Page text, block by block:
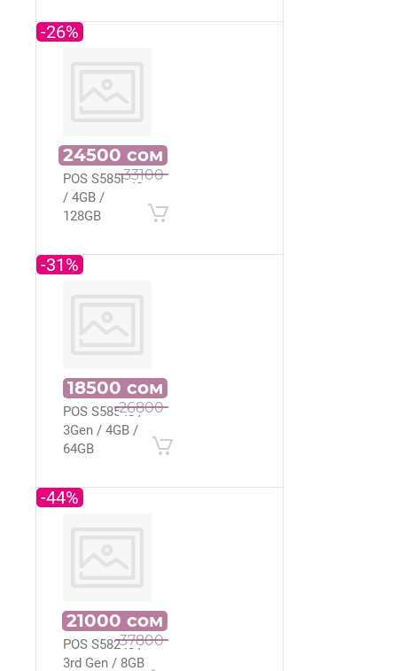
Моноблок
POS S585P i5
/ 4GB /
128GB
-26%
33100
24500 сом
Моноблок
POS S585 I3 /
3Gen / 4GB /
64GB
-31%
26800
18500 сом
Моноблок
POS S582 i5 /
3rd Gen / 8GB
-44%
37800
21000 сом